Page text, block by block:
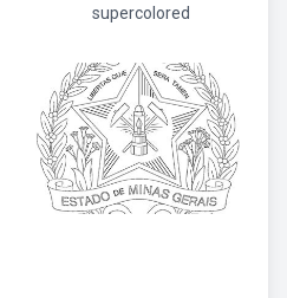
supercolored